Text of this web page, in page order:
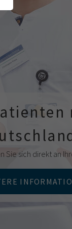
Sie sich direkt an